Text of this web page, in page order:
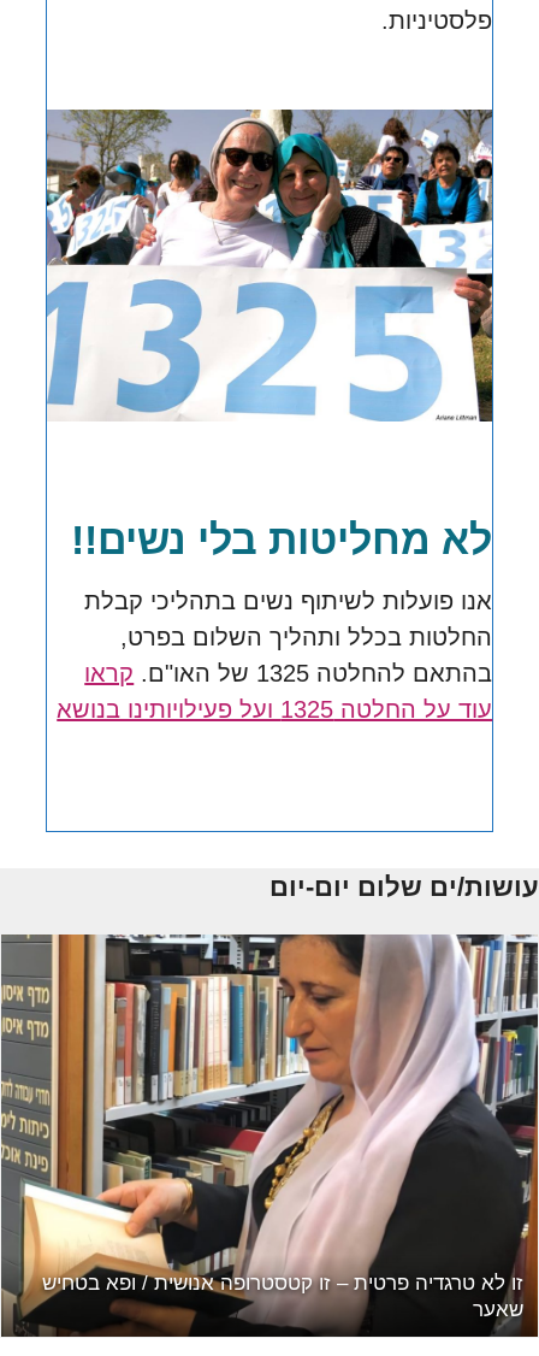
פלסטיניות.
לא מחליטות בלי נשים!!
אנו פועלות לשיתוף נשים בתהליכי קבלת
החלטות בכלל ותהליך השלום בפרט,
בהתאם להחלטה 1325 של האו"ם.
קראו
עוד על החלטה 1325 ועל פעילויותינו בנושא
עושות/ים שלום יום-יום
זו לא
שאער
הדר מתארחת בפודקאסט "בשתיים – אחת על אחת"
שריג